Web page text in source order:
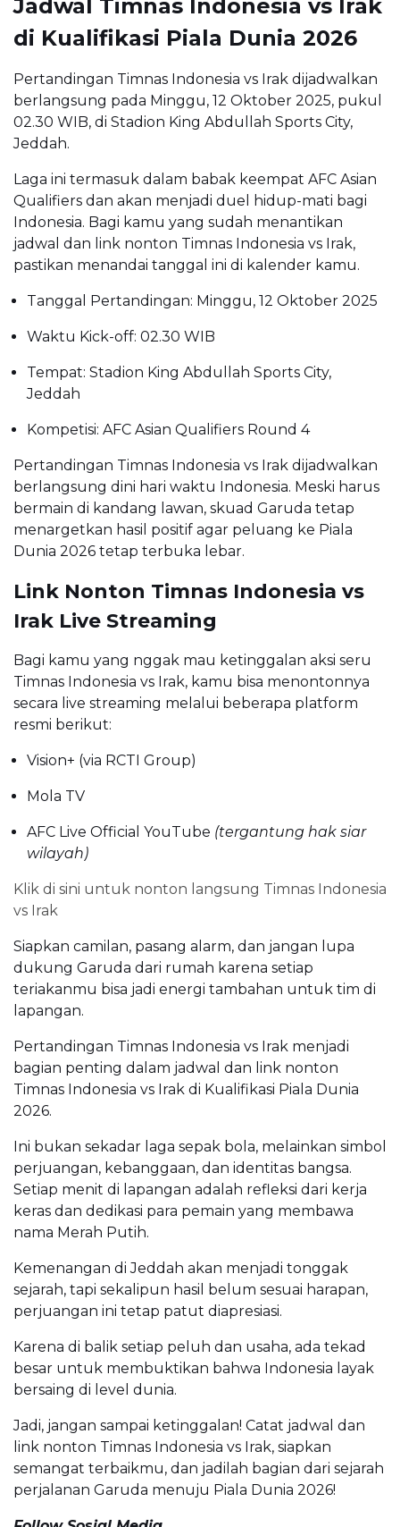
Jadwal Timnas Indonesia vs Irak
di Kualifikasi Piala Dunia 2026
Pertandingan Timnas Indonesia vs Irak dijadwalkan
berlangsung pada Minggu, 12 Oktober 2025, pukul
02.30 WIB, di Stadion King Abdullah Sports City,
Jeddah.
Laga ini termasuk dalam babak keempat AFC Asian
Qualifiers dan akan menjadi duel hidup-mati bagi
Indonesia. Bagi kamu yang sudah menantikan
jadwal dan link nonton Timnas Indonesia vs Irak,
pastikan menandai tanggal ini di kalender kamu.
Tanggal Pertandingan: Minggu, 12 Oktober 2025
Waktu Kick-off: 02.30 WIB
Tempat: Stadion King Abdullah Sports City,
Jeddah
Kompetisi: AFC Asian Qualifiers Round 4
Pertandingan Timnas Indonesia vs Irak dijadwalkan
berlangsung dini hari waktu Indonesia. Meski harus
bermain di kandang lawan, skuad Garuda tetap
menargetkan hasil positif agar peluang ke Piala
Dunia 2026 tetap terbuka lebar.
Link Nonton Timnas Indonesia vs
Irak Live Streaming
Bagi kamu yang nggak mau ketinggalan aksi seru
Timnas Indonesia vs Irak, kamu bisa menontonnya
secara live streaming melalui beberapa platform
resmi berikut:
Vision+ (via RCTI Group)
Mola TV
AFC Live Official YouTube (tergantung hak siar
wilayah)
Klik di sini untuk nonton langsung Timnas Indonesia
vs Irak
Siapkan camilan, pasang alarm, dan jangan lupa
dukung Garuda dari rumah karena setiap
teriakanmu bisa jadi energi tambahan untuk tim di
lapangan.
Pertandingan Timnas Indonesia vs Irak menjadi
bagian penting dalam jadwal dan link nonton
Timnas Indonesia vs Irak di Kualifikasi Piala Dunia
2026.
Ini bukan sekadar laga sepak bola, melainkan simbol
perjuangan, kebanggaan, dan identitas bangsa.
Setiap menit di lapangan adalah refleksi dari kerja
keras dan dedikasi para pemain yang membawa
nama Merah Putih.
Kemenangan di Jeddah akan menjadi tonggak
sejarah, tapi sekalipun hasil belum sesuai harapan,
perjuangan ini tetap patut diapresiasi.
Karena di balik setiap peluh dan usaha, ada tekad
besar untuk membuktikan bahwa Indonesia layak
bersaing di level dunia.
Jadi, jangan sampai ketinggalan! Catat jadwal dan
link nonton Timnas Indonesia vs Irak, siapkan
semangat terbaikmu, dan jadilah bagian dari sejarah
perjalanan Garuda menuju Piala Dunia 2026!